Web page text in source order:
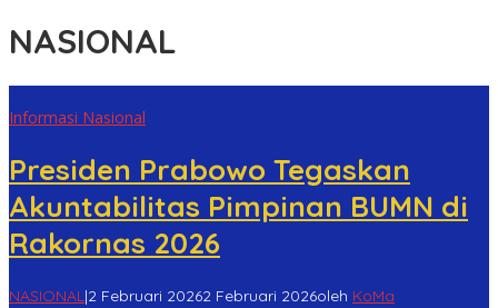
NASIONAL
Informasi Nasional
Presiden Prabowo Tegaskan
Akuntabilitas Pimpinan BUMN di
Rakornas 2026
NASIONAL|2 Februari 20262 Februari 2026oleh KoMa